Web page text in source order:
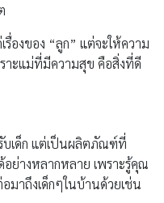
องของ “ลูก” แต่จะให้ความ
าะแม่ที่มีความสุข คือสิ่งที่ดี
บเด็ก แต่เป็นผลิตภัณฑ์ที่
อย่างหลากหลาย เพราะรู้คุณ
มาถึงเด็กๆในบ้านด้วยเช่น